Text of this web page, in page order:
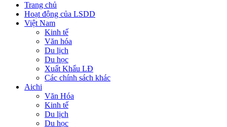
Trang chủ
Hoạt động của LSDD
Việt Nam
Kinh tế
Văn hóa
Du lịch
Du học
Xuất Khẩu LĐ
Các chính sách khác
Aichi
Văn Hóa
Kinh tế
Du lịch
Du học